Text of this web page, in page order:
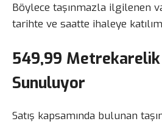
Böylece taşınmazla ilgilenen
tarihte ve saatte ihaleye
549,99 Metrekarelik
Sunuluyor
Satış kapsamında bulunan